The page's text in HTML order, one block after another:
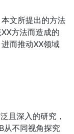
文所提出的方法
方法而造成的
而推动XX领域
且深入的研究，
从不同视角探究